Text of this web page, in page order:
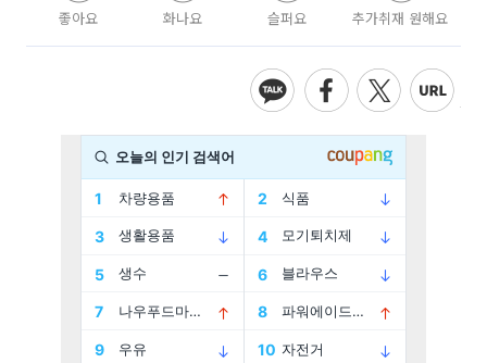
좋아요 화나요 슬퍼요 추가취재 원해요